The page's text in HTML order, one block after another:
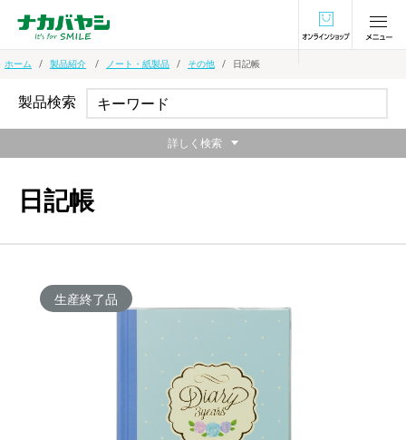
オンラインショ
ホーム 製品紹介 ノート・紙製品 その他 日記帳
日記帳
生産終了品
製品検索
詳しく検索